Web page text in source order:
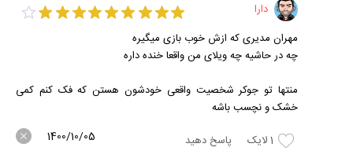
دارا
مهران مدیری که ازش خوب بازی میگیره
چه در حاشیه چه ویلای من واقعا خنده داره
منتها تو جوکر شخصیت واقعی خودشون هستن که فک کنم کمی
خشک و نچسب باشه
1لایک پاسخ دهید 1400/10/05